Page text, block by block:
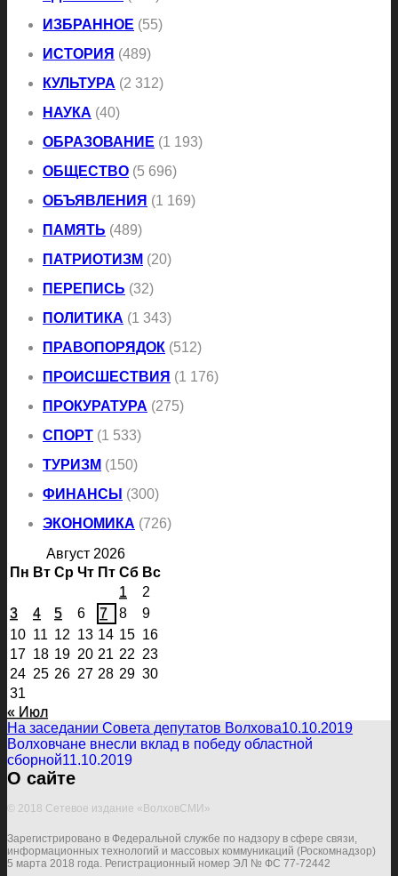
ИЗБРАННОЕ (55)
ИСТОРИЯ (489)
КУЛЬТУРА (2 312)
НАУКА (40)
ОБРАЗОВАНИЕ (1 193)
ОБЩЕСТВО (5 696)
ОБЪЯВЛЕНИЯ (1 169)
ПАМЯТЬ (489)
ПАТРИОТИЗМ (20)
ПЕРЕПИСЬ (32)
ПОЛИТИКА (1 343)
ПРАВОПОРЯДОК (512)
ПРОИСШЕСТВИЯ (1 176)
ПРОКУРАТУРА (275)
СПОРТ (1 533)
ТУРИЗМ (150)
ФИНАНСЫ (300)
ЭКОНОМИКА (726)
Август 2026
Пн Вт Ср Чт Пт Сб Вс
1
2
3
4 5 6 7 8
9
10 11 12 13 14 15 16
17 18 19 20 21 22 23
24 25 26 27 28 29 30
31
« Июл
На заседании Совета депутатов Волхова10.10.2019
Волховчане внесли вклад в победу областной
сборной11.10.2019
О сайте
© 2018 Сетевое издание «ВолховСМИ»
Зарегистрировано в Федеральной службе по надзору в сфере связи,
информационных технологий и массовых коммуникаций (Роскомнадзор)
5 марта 2018 года. Регистрационный номер ЭЛ № ФС 77-72442